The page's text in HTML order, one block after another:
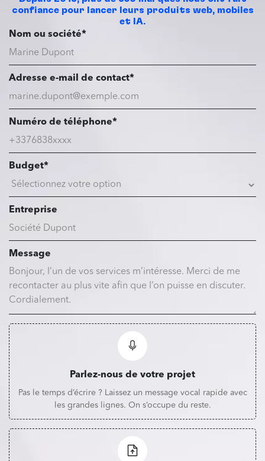
confiance pour lancer leurs produits web, mobiles
et IA.
Nom ou société*
Adresse e-mail de contact*
Numéro de téléphone*
Budget*
Entreprise
Message
Parlez-nous de votre projet
Pas le temps d’écrire ? Laissez un message vocal rapide avec
les grandes lignes. On s’occupe du reste.